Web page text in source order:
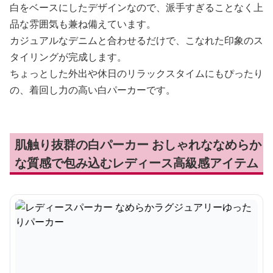
白をベースにしたデザインなので、派手すぎることなく上
品な雰囲気も兼ね備えています。
カジュアルなデニムと合わせるだけで、こなれた印象のス
タイリングが完成します。
ちょっとした外出や休日のリラックスタイムにもぴったり
の、着回し力の高い白パーカーです。
肌触り抜群の白パーカー おしゃれななめらか
な質感で包み込むレディース高級感アイテム